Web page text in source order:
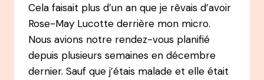
Cela faisait plus d’un an que je rêvais d’avoir
Rose-May Lucotte derrière mon micro.
Nous avions notre rendez-vous planifié
depuis plusieurs semaines en décembre
dernier. Sauf que j’étais malade et elle était